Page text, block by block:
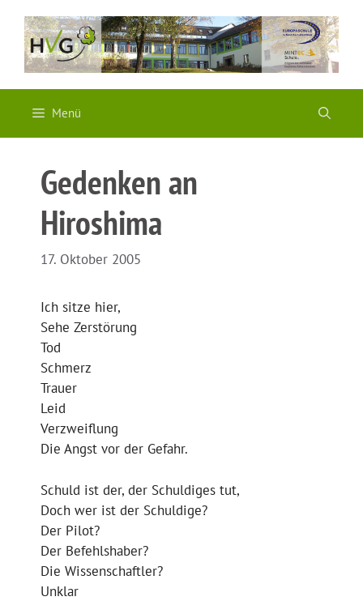
Inhalt
springen
Menü
Gedenken an
Hiroshima
17. Oktober 2005
Ich sitze hier,
Sehe Zerstörung
Tod
Schmerz
Trauer
Leid
Verzweiflung
Die Angst vor der Gefahr.
Schuld ist der, der Schuldiges tut,
Doch wer ist der Schuldige?
Der Pilot?
Der Befehlshaber?
Die Wissenschaftler?
Unklar